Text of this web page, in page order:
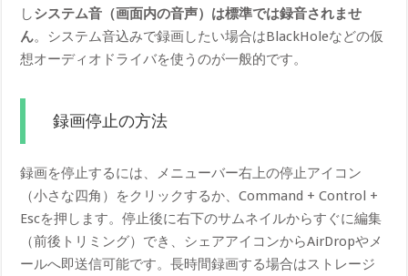
しシステム音（画面内の音声）は標準では録音されませ
ん。システム音込みで録画したい場合はBlackHoleなどの仮
想オーディオドライバを使うのが一般的です。
録画停止の方法
録画を停止するには、メニューバー右上の停止アイコン
（小さな四角）をクリックするか、Command + Control +
Escを押します。停止後に右下のサムネイルからすぐに編集
（前後トリミング）でき、シェアアイコンからAirDropやメ
ールへ即送信可能です。長時間録画する場合はストレージ